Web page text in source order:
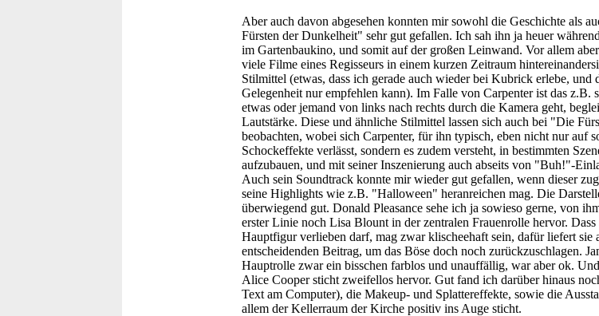
Aber auch davon abgesehen konnten mir sowohl die Geschichte als
Fürsten der Dunkelheit" sehr gut gefallen. Ich sah ihn ja heuer
im Gartenbaukino, und somit auf der großen Leinwand. Vor allem
viele Filme eines Regisseurs in einem kurzen Zeitraum
Stilmittel (etwas, dass ich gerade auch wieder bei Kubrick erlebe, und
Gelegenheit nur empfehlen kann). Im Falle von Carpenter ist das z.B.
etwas oder jemand von links nach rechts durch die Kamera geht,
Lautstärke. Diese und ähnliche Stilmittel lassen sich auch bei "Die
beobachten, wobei sich Carpenter, für ihn typisch, eben nicht nur auf
Schockeffekte verlässt, sondern es zudem versteht, in bestimmten
aufzubauen, und mit seiner Inszenierung auch abseits von "Buh!"-
Auch sein Soundtrack konnte mir wieder gut gefallen, wenn dieser
seine Highlights wie z.B. "Halloween" heranreichen mag. Die
überwiegend gut. Donald Pleasance sehe ich ja sowieso gerne, von
erster Linie noch Lisa Blount in der zentralen Frauenrolle hervor.
Hauptfigur verlieben darf, mag zwar klischeehaft sein, dafür liefert sie
entscheidenden Beitrag, um das Böse doch noch zurückzuschlagen.
Hauptrolle zwar ein bisschen farblos und unauffällig, war aber ok.
Alice Cooper sticht zweifellos hervor. Gut fand ich darüber hinaus
Text am Computer), die Makeup- und Splattereffekte, sowie die
allem der Kellerraum der Kirche positiv ins Auge sticht.